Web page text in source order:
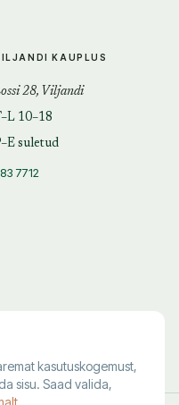
KAUPLUS
28, Viljandi
10–18
suletud
7712
kasutuskogemust,
sisu. Saad valida,